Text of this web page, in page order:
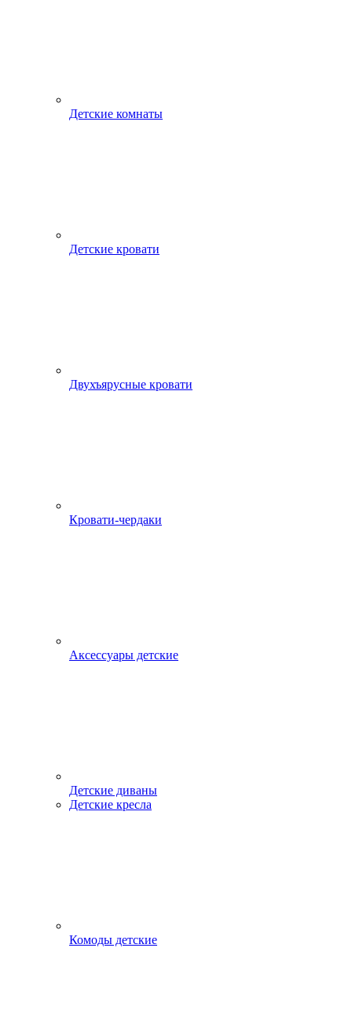
Детские комнаты
Детские кровати
Двухъярусные кровати
Кровати-чердаки
Аксессуары детские
Детские диваны
Детские кресла
Комоды детские